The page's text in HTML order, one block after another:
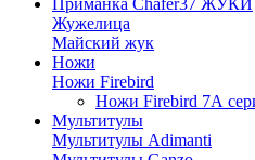
Приманка Chafer37 ЖУКИ
Жужелица
Майский жук
Ножи
Ножи Firebird
Ножи Firebird 7А
Мультитулы
Мультитулы Adimanti